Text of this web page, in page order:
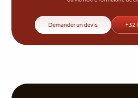
Demander un devis +32